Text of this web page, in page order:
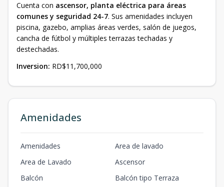
Cuenta con ascensor, planta eléctrica para áreas
comunes y seguridad 24-7. Sus amenidades incluyen
piscina, gazebo, amplias áreas verdes, salón de juegos,
cancha de fútbol y múltiples terrazas techadas y
destechadas.
Inversion: RD$11,700,000
Amenidades
Amenidades
Area de lavado
Area de Lavado
Ascensor
Balcón
Balcón tipo Terraza